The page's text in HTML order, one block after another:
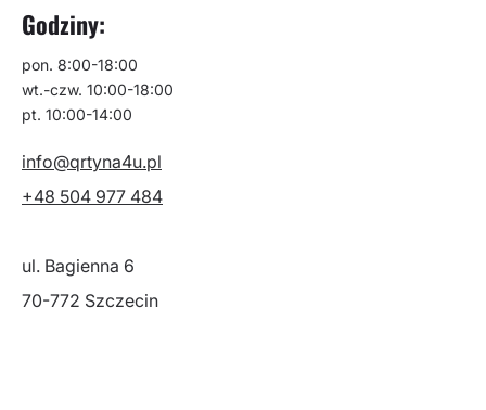
Godziny:
pon. 8:00-18:00
wt.-czw. 10:00-18:00
pt. 10:00-14:00
info@qrtyna4u.pl
+48 504 977 484
ul. Bagienna 6
70-772 Szczecin